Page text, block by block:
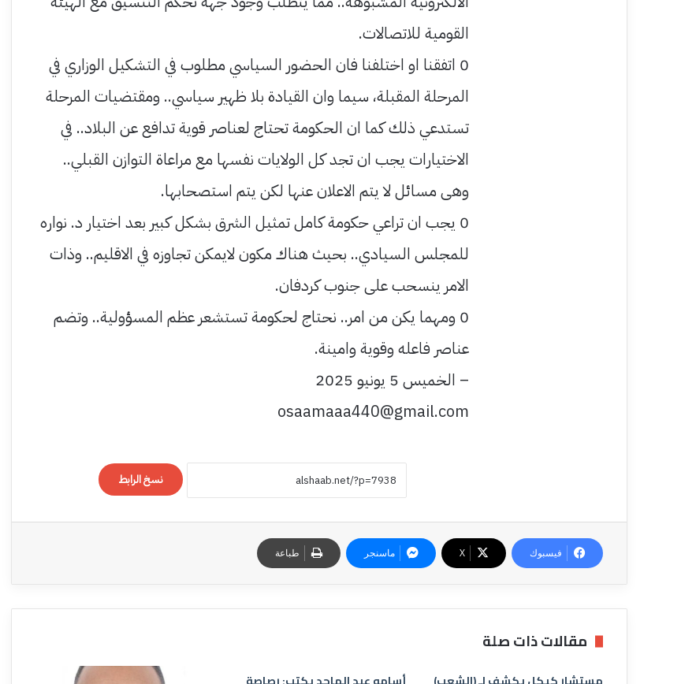
القومية للاتصالات.
0 اتفقنا او اختلفنا فان الحضور السياسي مطلوب في التشكيل الوزاري في
المرحلة المقبلة، سيما وان القيادة بلا ظهير سياسي.. ومقتضيات المرحلة
تستدعي ذلك كما ان الحكومة تحتاج لعناصر قوية تدافع عن البلاد.. في
الاختيارات يجب ان تجد كل الولايات نفسها مع مراعاة التوازن القبلي..
وهى مسائل لا يتم الاعلان عنها لكن يتم استصحابها.
0 يجب ان تراعي حكومة كامل تمثيل الشرق بشكل كبير بعد اختيار د. نواره
للمجلس السيادي.. بحيث هناك مكون لايمكن تجاوزه في الاقليم.. وذات
الامر ينسحب على جنوب كردفان.
0 ومهما يكن من امر.. نحتاج لحكومة تستشعر عظم المسؤولية.. وتضم
عناصر فاعله وقوية وامينة.
– الخميس 5 يونيو 2025
osaamaaa440@gmail.com
نسخ الرابط
فيسبوك ‫X ماسنجر طباعة
مقالات ذات صلة